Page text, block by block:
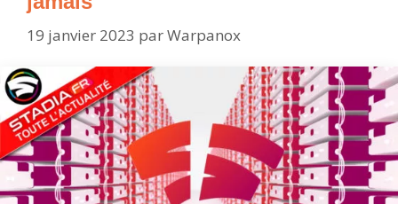
19 janvier 2023 parWarpanox